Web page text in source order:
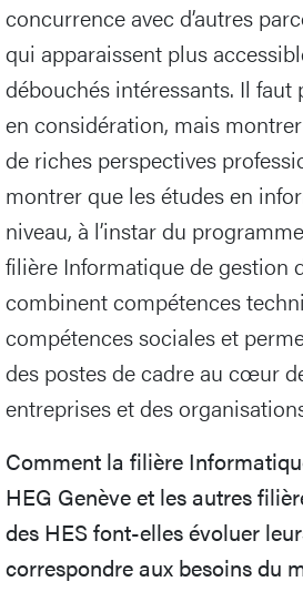
concurrence avec d’autres
qui apparaissent plus
débouchés intéressants. Il
en considération, mais
de riches perspectives
montrer que les études en
niveau, à l’instar du
filière Informatique de gestion
combinent compétences
compétences sociales et
des postes de cadre au cœur
entreprises et des
Comment la filière
HEG Genève et les autres
des HES font-elles évoluer
correspondre aux besoins du